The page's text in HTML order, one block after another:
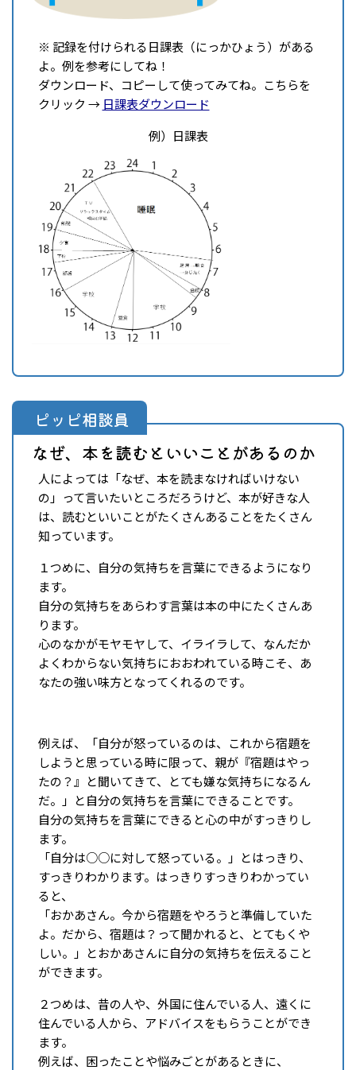
※ 記録を付けられる日課表（にっかひょう）がある
よ。例を参考にしてね！
ダウンロード、コピーして使ってみてね。こちらを
クリック → 日課表ダウンロード
例）日課表
ピッピ相談員
なぜ、本を読むといいことがあるのか
人によっては「なぜ、本を読まなければいけない
の」って言いたいところだろうけど、本が好きな人
は、読むといいことがたくさんあることをたくさん
知っています。
１つめに、自分の気持ちを言葉にできるようになり
ます。
自分の気持ちをあらわす言葉は本の中にたくさんあ
ります。
心のなかがモヤモヤして、イライラして、なんだか
よくわからない気持ちにおおわれている時こそ、あ
なたの強い味方となってくれるのです。
例えば、「自分が怒っているのは、これから宿題を
しようと思っている時に限って、親が『宿題はやっ
たの？』と聞いてきて、とても嫌な気持ちになるん
だ。」と自分の気持ちを言葉にできることです。
自分の気持ちを言葉にできると心の中がすっきりし
ます。
「自分は○○に対して怒っている。」とはっきり、
すっきりわかります。はっきりすっきりわかってい
ると、
「おかあさん。今から宿題をやろうと準備していた
よ。だから、宿題は？って聞かれると、とてもくや
しい。」とおかあさんに自分の気持ちを伝えること
ができます。
２つめは、昔の人や、外国に住んでいる人、遠くに
住んでいる人から、アドバイスをもらうことができ
ます。
例えば、困ったことや悩みごとがあるときに、